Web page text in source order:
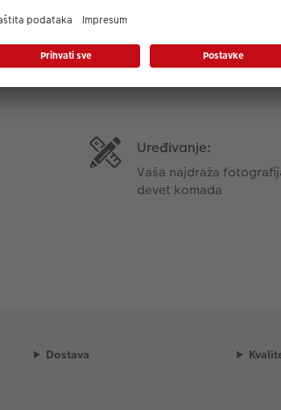
Informacije o
Uređivanje:
Vaša najdraža
devet komada
Dostava